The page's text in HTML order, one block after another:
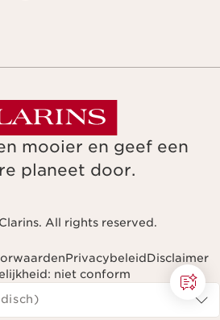
mooier en geef een
planeet door.
All rights reserved.
PrivacybeleidDisclaimer
niet conform